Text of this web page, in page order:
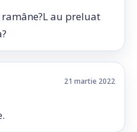
au preluat
21 martie 2022